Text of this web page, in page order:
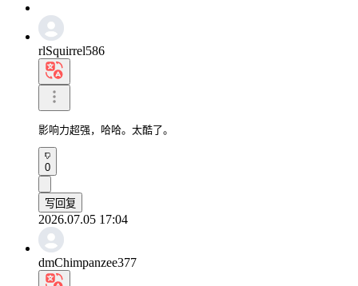
rlSquirrel586
影响力超强，哈哈。太酷了。
0
写回复
2026.07.05 17:04
dmChimpanzee377